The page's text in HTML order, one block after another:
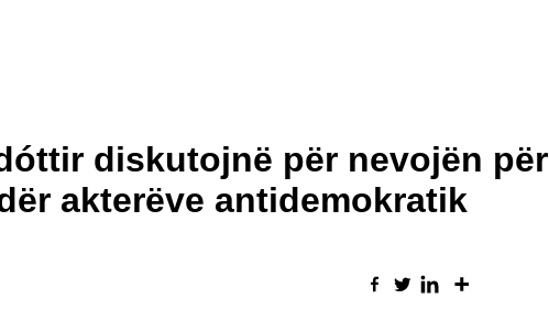
diskutojnë për nevojën për
akterëve antidemokratik